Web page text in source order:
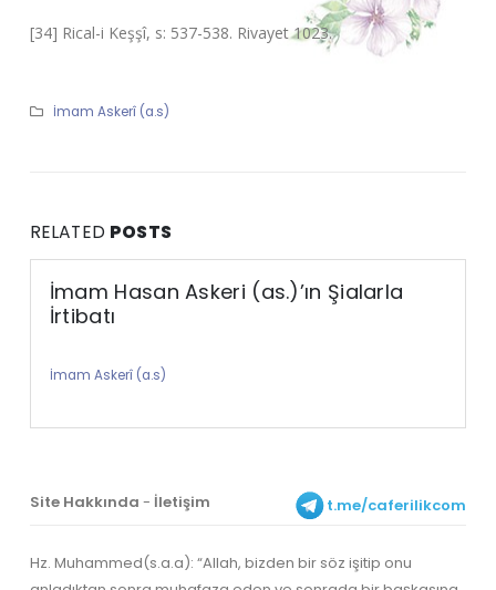
[34] Rical-i Keşşî, s: 537-538. Rivayet 1023.
İmam Askerî (a.s)
RELATED POSTS
İmam Hasan Askeri (as.)’ın Şialarla
İrtibatı
İmam Askerî (a.s)
Site Hakkında - İletişim t.me/caferilikcom
Hz. Muhammed(s.a.a): “Allah, bizden bir söz işitip onu